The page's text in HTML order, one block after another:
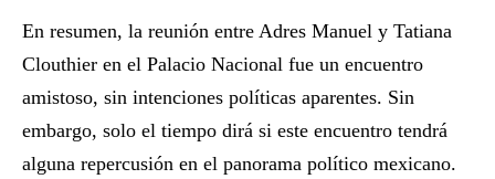
En resumen, la reunión entre Adres Manuel y Tatiana
Clouthier en el Palacio Nacional fue un encuentro
amistoso, sin intenciones políticas aparentes. Sin
embargo, solo el tiempo dirá si este encuentro tendrá
alguna repercusión en el panorama político mexicano.